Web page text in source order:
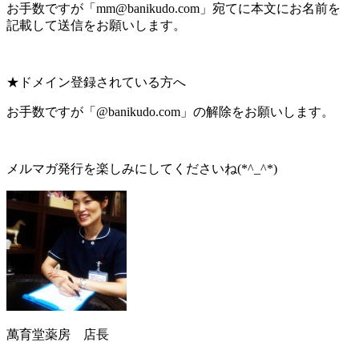
お手数ですが「mm@banikudo.com」宛てに本文にお名前を
記載して送信をお願いします。
★ドメイン登録されている方へ
お手数ですが「@banikudo.com」の解除をお願いします。
メルマガ発行を楽しみにしてくださいね(*^_^*)
萬育堂薬房 店長